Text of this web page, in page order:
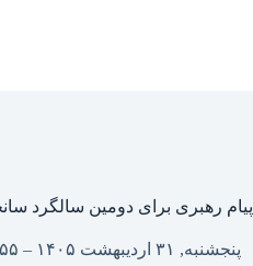
پیام رهبری برای دومین سالگرد
پنجشنبه, ۳۱ اردیبهشت ۱۴۰۵ – ۱۶:۵۵